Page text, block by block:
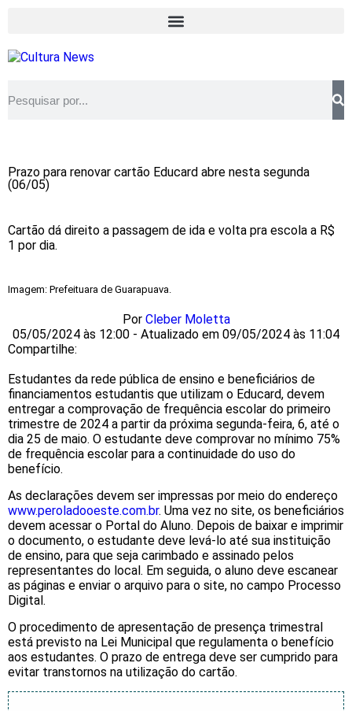
Prazo para renovar cartão Educard abre nesta segunda
(06/05)
Cartão dá direito a passagem de ida e volta pra escola a R$
1 por dia.
Imagem: Prefeituara de Guarapuava.
Por Cleber Moletta
05/05/2024 às 12:00 - Atualizado em 09/05/2024 às 11:04
Compartilhe:
Estudantes da rede pública de ensino e beneficiários de
financiamentos estudantis que utilizam o Educard, devem
entregar a comprovação de frequência escolar do primeiro
trimestre de 2024 a partir da próxima segunda-feira, 6, até o
dia 25 de maio. O estudante deve comprovar no mínimo 75%
de frequência escolar para a continuidade do uso do
benefício.
As declarações devem ser impressas por meio do endereço
www.peroladooeste.com.br. Uma vez no site, os beneficiários
devem acessar o Portal do Aluno. Depois de baixar e imprimir
o documento, o estudante deve levá-lo até sua instituição
de ensino, para que seja carimbado e assinado pelos
representantes do local. Em seguida, o aluno deve escanear
as páginas e enviar o arquivo para o site, no campo Processo
Digital.
O procedimento de apresentação de presença trimestral
está previsto na Lei Municipal que regulamenta o benefício
aos estudantes. O prazo de entrega deve ser cumprido para
evitar transtornos na utilização do cartão.